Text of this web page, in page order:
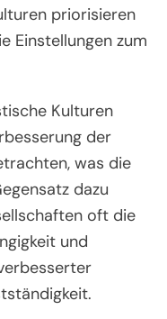
priorisieren
Einstellungen zum
Kulturen
der
was die
dazu
oft die
und